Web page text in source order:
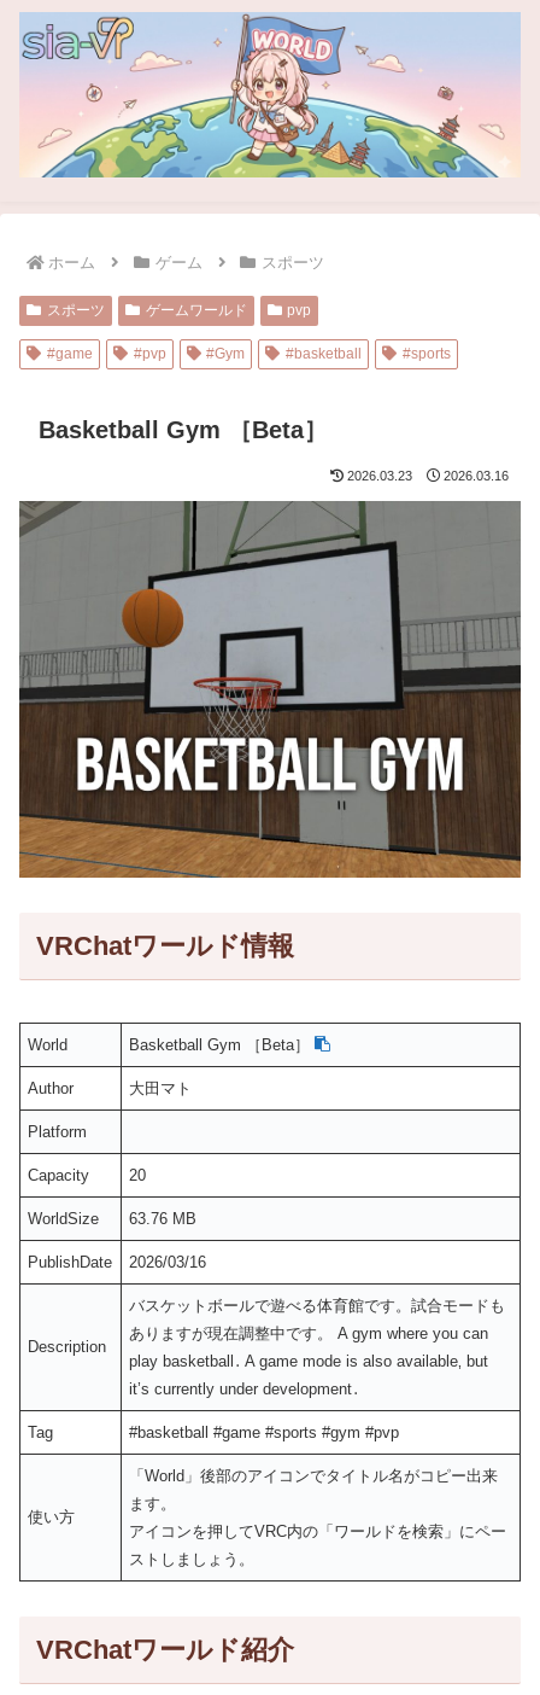
ホーム ゲーム スポーツ
スポーツ ゲームワールド pvp
#game #pvp #Gym #basketball #sports
Basketball Gym ［Beta］
2026.03.23 2026.03.16
VRChatワールド情報
World Basketball Gym ［Beta］
Author 大田マト
Platform
Capacity 20
WorldSize 63.76 MB
PublishDate 2026/03/16
Description
バスケットボールで遊べる体育館です。試合モードも
ありますが現在調整中です。 A gym where you can
play basketball․ A game mode is also available‚ but
it’s currently under development․
Tag #basketball #game #sports #gym #pvp
使い方
「World」後部のアイコンでタイトル名がコピー出来
ます。
アイコンを押してVRC内の「ワールドを検索」にペー
ストしましょう。
VRChatワールド紹介